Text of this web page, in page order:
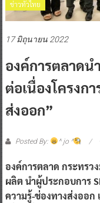
ข่าวทั่วไทย
17 มิถุนายน 2022
องค์การตลาดน
ต่อเนื่องโครงก
ส่งออก”
Posted By: ^ jo ^
องค์การตลาด กระทรว
ผลิต นำผู้ประกอบการ
ความรู้-ช่องทางส่งออก